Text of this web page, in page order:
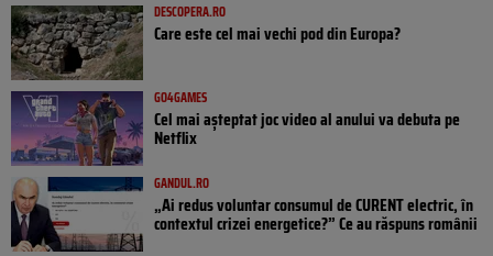
DESCOPERA.RO
Care este cel mai vechi pod din Europa?
GO4GAMES
Cel mai așteptat joc video al anului va debuta pe
Netflix
GANDUL.RO
„Ai redus voluntar consumul de CURENT electric, în
contextul crizei energetice?” Ce au răspuns românii